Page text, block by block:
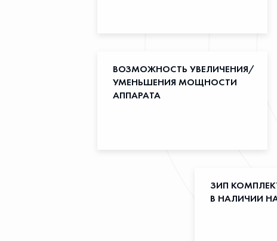
ВОЗМОЖНОСТЬ УВЕЛИЧЕНИЯ/
УМЕНЬШЕНИЯ МОЩНОСТИ
АППАРАТА
ЗИП
В НАЛИЧИИ